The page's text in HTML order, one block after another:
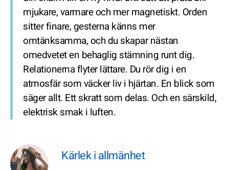
mjukare, varmare och mer magnetiskt. Orden
sitter finare, gesterna känns mer
omtänksamma, och du skapar nästan
omedvetet en behaglig stämning runt dig.
Relationerna flyter lättare. Du rör dig i en
atmosfär som väcker liv i hjärtan. En blick som
säger allt. Ett skratt som delas. Och en särskild,
elektrisk smak i luften.
Kärlek i allmänhet